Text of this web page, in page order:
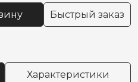
Быстрый заказ
Характеристики